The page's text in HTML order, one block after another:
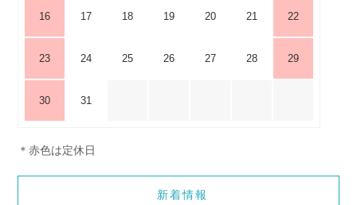
16 17 18 19 20 21 22
23 24 25 26 27 28 29
30 31
＊赤色は定休日
新着情報